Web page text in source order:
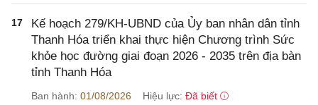
17
Kế hoạch 279/KH-UBND của Ủy ban nhân dân tỉnh
Thanh Hóa triển khai thực hiện Chương trình Sức
khỏe học đường giai đoạn 2026 - 2035 trên địa bàn
tỉnh Thanh Hóa
Ban hành: 01/08/2026 Hiệu lực: Đã biết